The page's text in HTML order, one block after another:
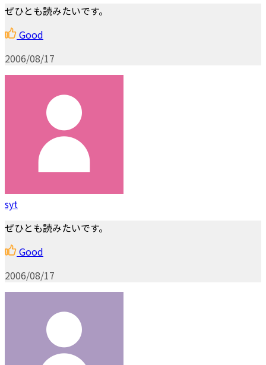
ぜひとも読みたいです。
Good
2006/08/17
syt
ぜひとも読みたいです。
Good
2006/08/17